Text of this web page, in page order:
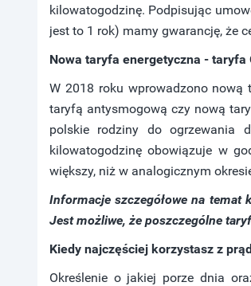
kilowatogodzinę. Podpisując
jest to 1 rok) mamy gwarancję, że
Nowa taryfa energetyczna - taryfa
W 2018 roku wprowadzono nową
taryfą antysmogową czy nową
polskie rodziny do ogrzewania
kilowatogodzinę obowiązuje w
większy, niż w analogicznym
Informacje szczegółowe na temat
Jest możliwe, że poszczególne
Kiedy najczęściej korzystasz z
Określenie o jakiej porze dnia